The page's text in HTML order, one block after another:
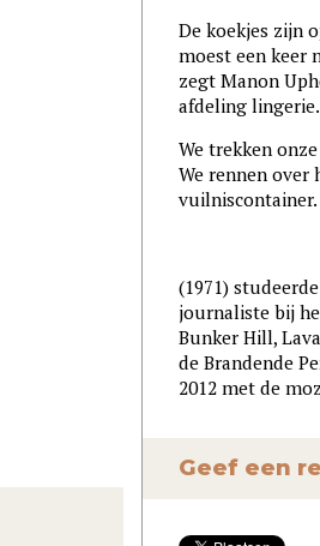
De koekjes zijn
moest een keer
zegt Manon
afdeling
We trekken
We rennen over
vuilniscontainer.
(1971)
journaliste bij
Bunker Hill,
de Brandende
2012 met de
Geef een